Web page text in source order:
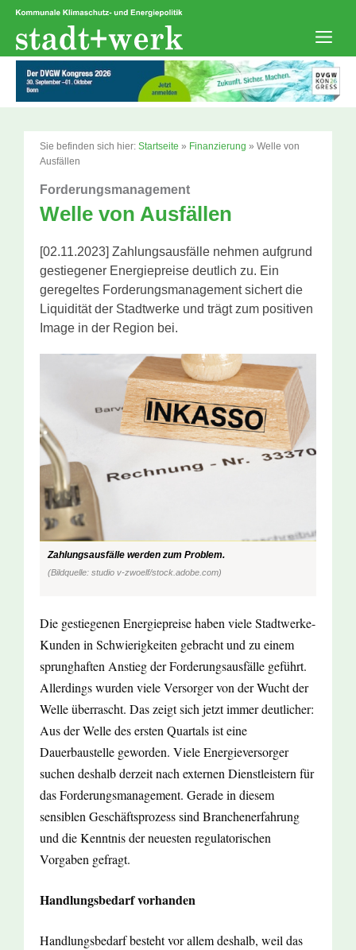
Zum
springen
Sie befinden sich hier: Startseite » Finanzierung » Welle von
Ausfällen
Forderungsmanagement
Welle von Ausfällen
[02.11.2023] Zahlungsausfälle nehmen aufgrund
gestiegener Energiepreise deutlich zu. Ein
geregeltes Forderungsmanagement sichert die
Liquidität der Stadtwerke und trägt zum positiven
Image in der Region bei.
Zahlungsausfälle werden zum Problem.
(Bildquelle: studio v-zwoelf/stock.adobe.com)
Die gestiegenen Energiepreise haben viele Stadtwerke-
Kunden in Schwierigkeiten gebracht und zu einem
sprunghaften Anstieg der Forderungsausfälle geführt.
Allerdings wurden viele Versorger von der Wucht der
Welle überrascht. Das zeigt sich jetzt immer deutlicher:
Aus der Welle des ersten Quartals ist eine
Dauerbaustelle geworden. Viele Energieversorger
suchen deshalb derzeit nach externen Dienstleistern für
das Forderungsmanagement. Gerade in diesem
sensiblen Geschäftsprozess sind Branchenerfahrung
und die Kenntnis der neuesten regulatorischen
Vorgaben gefragt.
Handlungsbedarf vorhanden
Handlungsbedarf besteht vor allem deshalb, weil das